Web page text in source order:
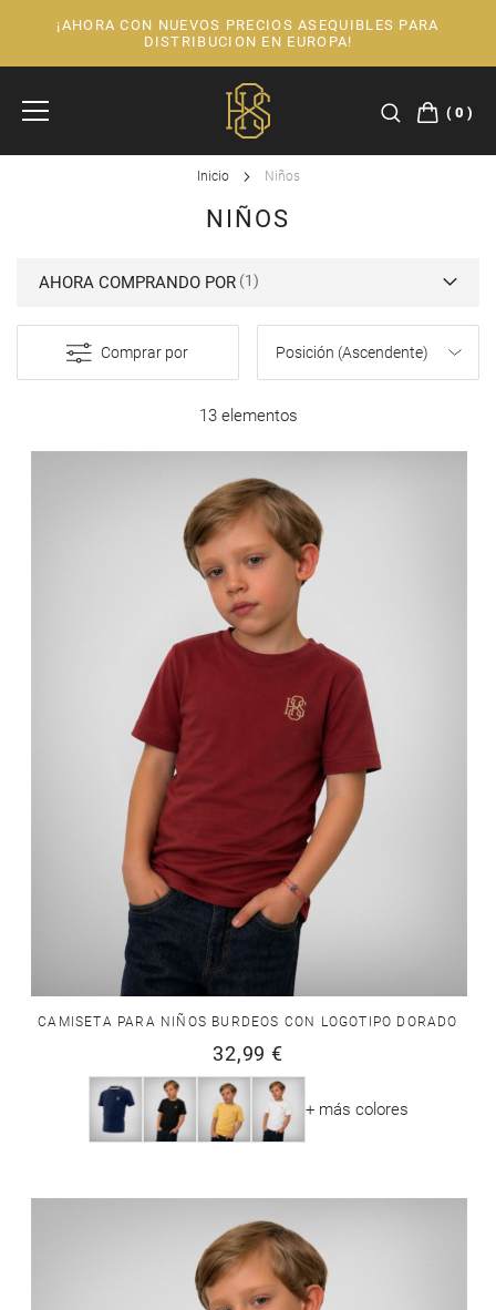
¡AHORA CON NUEVOS PRECIOS ASEQUIBLES PARA
DISTRIBUCION EN EUROPA!
0
Inicio Niños
NIÑOS
Comprar por
AHORA COMPRANDO POR
13 elementos
CAMISETA PARA NIÑOS BURDEOS CON LOGOTIPO DORADO
32,99 €
+ más colores